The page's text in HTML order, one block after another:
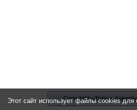
Copyright «Только
Этот сайт использует файлы cookies